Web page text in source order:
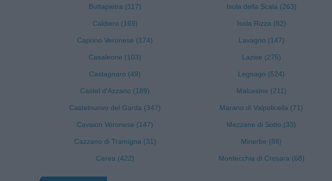
Buttapietra (117)
Caldiero (169)
Caprino Veronese (174)
Casaleone (103)
Castagnaro (49)
Castel d'Azzano (189)
Castelnuovo del Garda (347)
Cavaion Veronese (147)
Cazzano di Tramigna (31)
Cerea (422)
Isola della Scala (263)
Isola Rizza (82)
Lavagno (147)
Lazise (275)
Legnago (524)
Malcesine (211)
Marano di Valpolicella (71)
Mezzane di Sotto (33)
Minerbe (88)
Montecchia di Crosara (68)